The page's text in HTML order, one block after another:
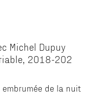
Michel Dupuy
2018-202
de la nuit